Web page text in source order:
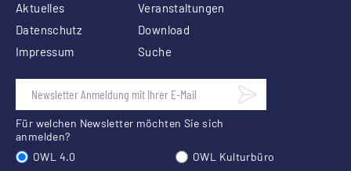
Aktuelles
Veranstaltungen
Datenschutz
Download
Impressum
Suche
Für welchen Newsletter möchten Sie sich
anmelden?
OWL 4.0
OWL Kulturbüro